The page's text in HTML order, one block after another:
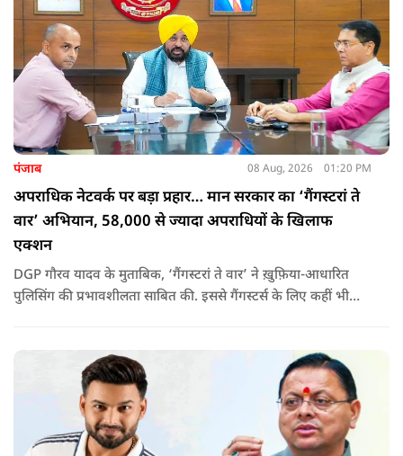
पंजाब 08 Aug, 2026 01:20 PM
अपराधिक नेटवर्क पर बड़ा प्रहार… मान सरकार का ‘गैंगस्टरां ते
वार’ अभियान, 58,000 से ज्यादा अपराधियों के खिलाफ
एक्शन
DGP गौरव यादव के मुताबिक, ‘गैंगस्टरां ते वार’ ने ख़ुफ़िया-आधारित
पुलिसिंग की प्रभावशीलता साबित की. इससे गैंगस्टर्स के लिए कहीं भी